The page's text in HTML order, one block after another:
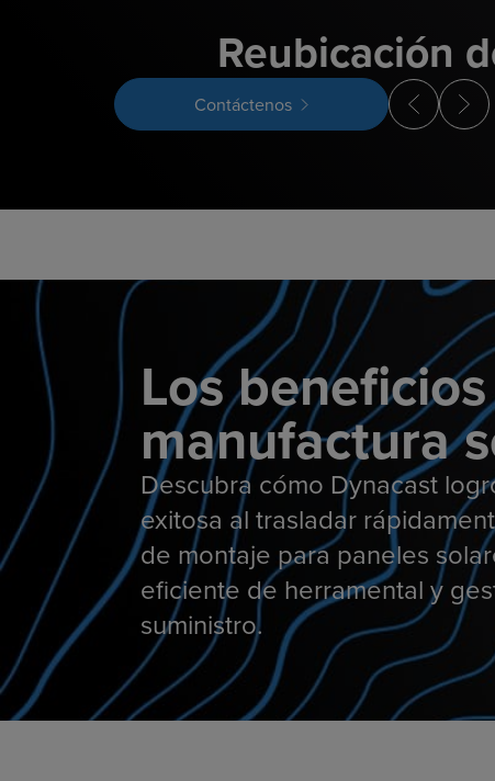
Reubicación
Contáctenos
Los
manufactura
Descubra cómo Dynacast
exitosa al trasladar
de montaje para paneles
eficiente de herramental y
suministro.